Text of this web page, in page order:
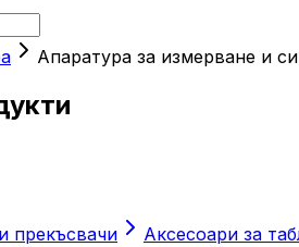
Апаратура за измерване и
прекъсвачи Аксесоари за